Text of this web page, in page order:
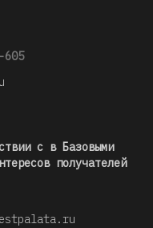
с в Базовыми
получателей